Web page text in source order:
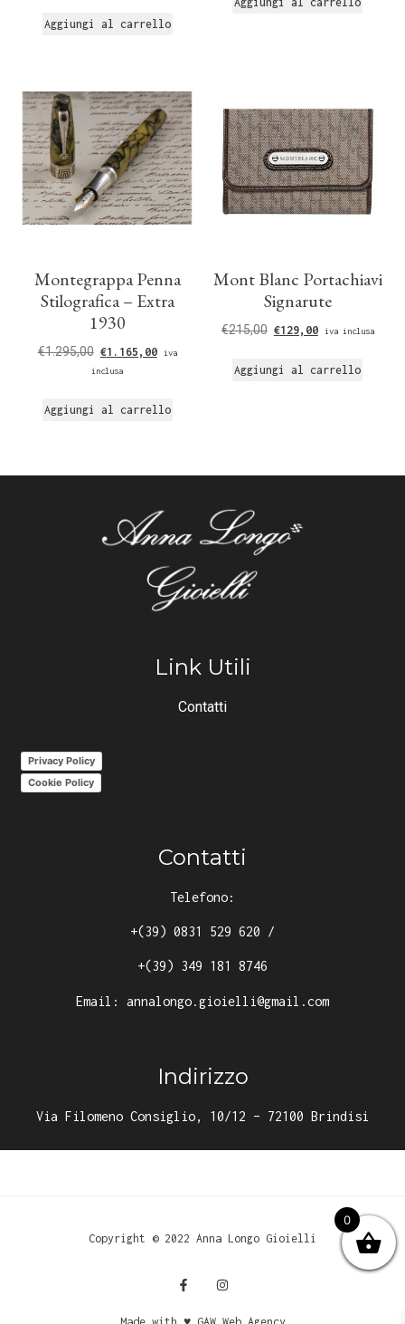
Aggiungi al carrello
Montegrappa Penna
Stilografica – Extra
1930
€1.295,00 €1.165,00
iva
inclusa
Aggiungi al carrello
Mont Blanc Portachiavi
Signarute
€215,00 €129,00 iva inclusa
Aggiungi al carrello
Link Utili
Contatti
Privacy Policy
Cookie Policy
Contatti
Telefono:
+(39) 0831 529 620 /
+(39) 349 181 8746
Email: annalongo.gioielli@gmail.com
Indirizzo
Via Filomeno Consiglio, 10/12 – 72100 Brindisi
Copyright © 2022 Anna Longo Gioielli
0